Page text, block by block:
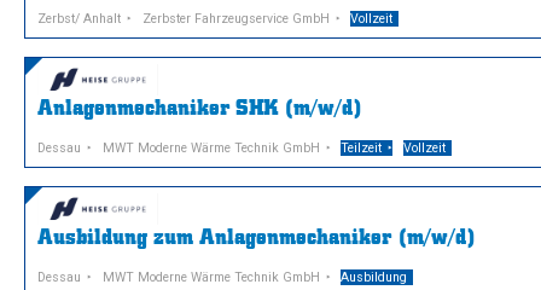
Zerbst/ Anhalt Zerbster Fahrzeugservice GmbH Vollzeit
Anlagenmechaniker SHK (m/w/d)
Dessau MWT Moderne Wärme Technik GmbH Teilzeit Vollzeit
Ausbildung zum Anlagenmechaniker (m/w/d)
Dessau MWT Moderne Wärme Technik GmbH Ausbildung